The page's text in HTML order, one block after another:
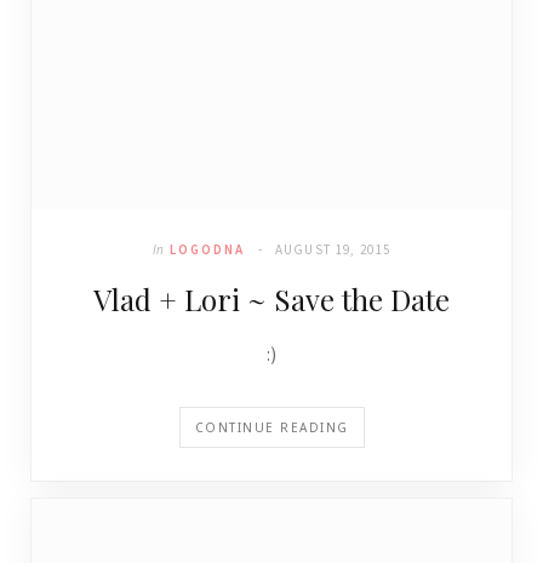
In LOGODNA AUGUST 19, 2015
Vlad + Lori ~ Save the Date
:)
CONTINUE READING